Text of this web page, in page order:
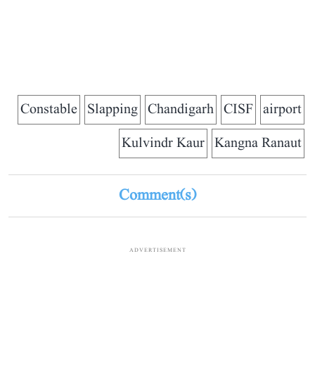
airport
CISF
Chandigarh
Slapping
Constable
Kangna Ranaut
Kulvindr Kaur
Comment(s)
ADVERTISEMENT